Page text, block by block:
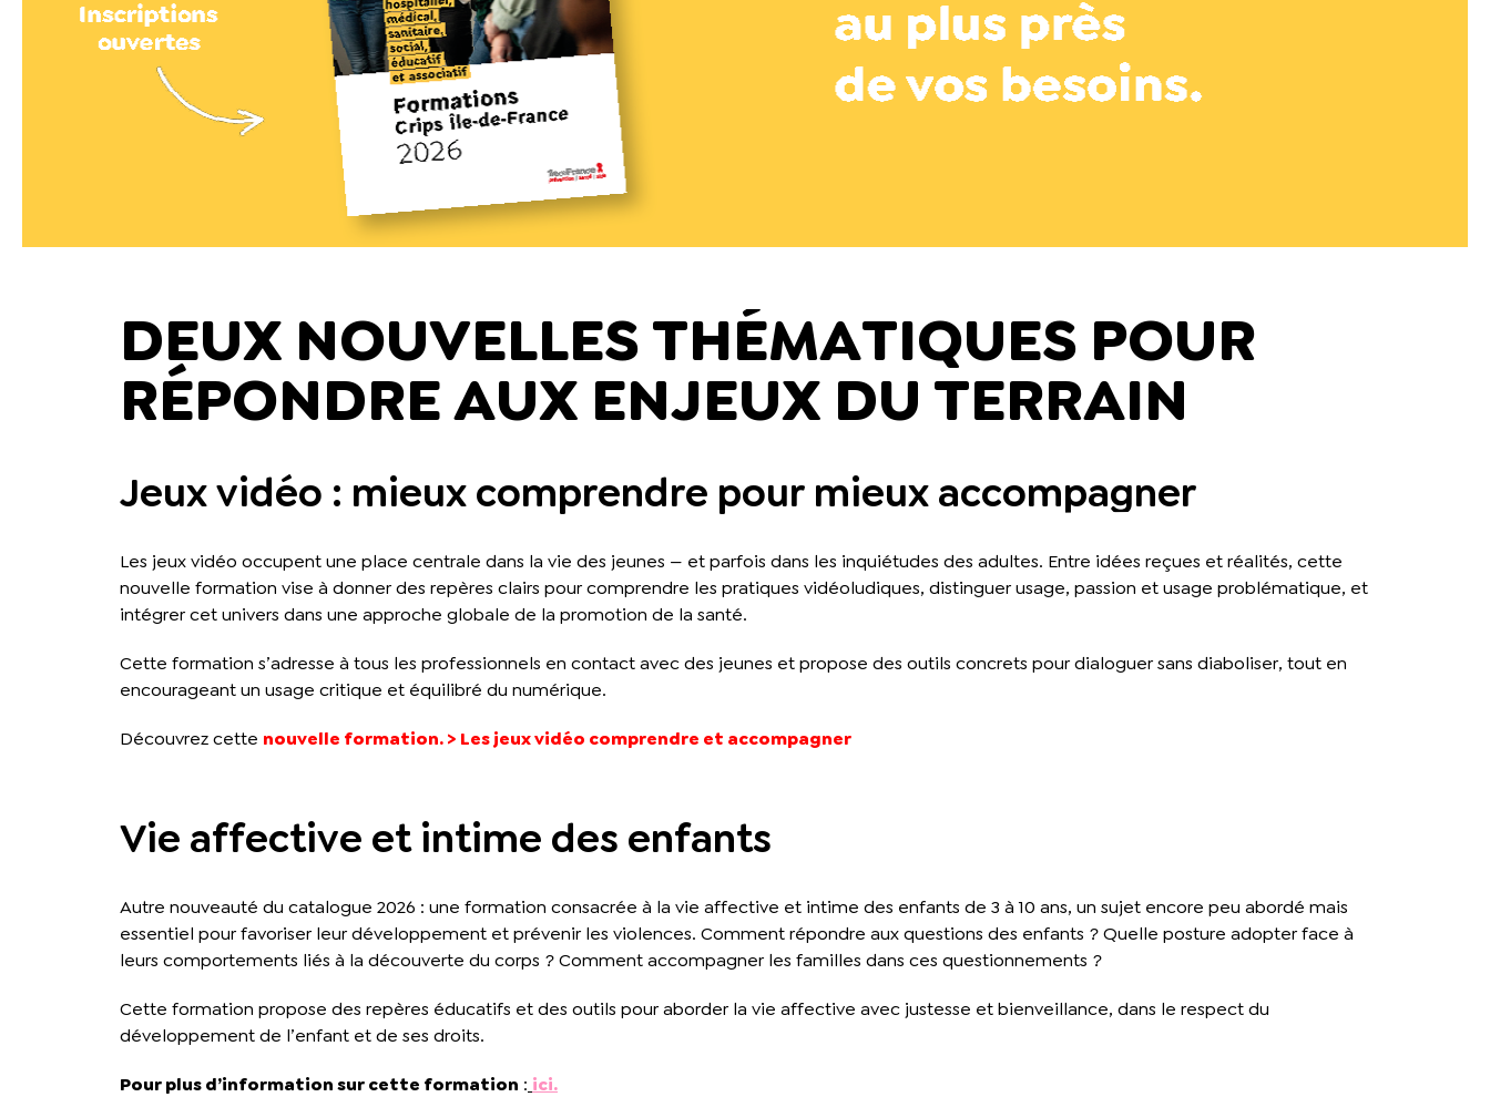
DEUX NOUVELLES THÉMATIQUES POUR
RÉPONDRE AUX ENJEUX DU TERRAIN
Jeux vidéo : mieux comprendre pour mieux accompagner
Les jeux vidéo occupent une place centrale dans la vie des jeunes — et parfois dans les inquiétudes des adultes. Entre idées reçues et réalités, cette
nouvelle formation vise à donner des repères clairs pour comprendre les pratiques vidéoludiques, distinguer usage, passion et usage problématique, et
intégrer cet univers dans une approche globale de la promotion de la santé.
Cette formation s’adresse à tous les professionnels en contact avec des jeunes et propose des outils concrets pour dialoguer sans diaboliser, tout en
encourageant un usage critique et équilibré du numérique.
Découvrez cette nouvelle formation. > Les jeux vidéo comprendre et accompagner
Vie affective et intime des enfants
Autre nouveauté du catalogue 2026 : une formation consacrée à la vie affective et intime des enfants de 3 à 10 ans, un sujet encore peu abordé mais
essentiel pour favoriser leur développement et prévenir les violences. Comment répondre aux questions des enfants ? Quelle posture adopter face à
leurs comportements liés à la découverte du corps ? Comment accompagner les familles dans ces questionnements ?
Cette formation propose des repères éducatifs et des outils pour aborder la vie affective avec justesse et bienveillance, dans le respect du
développement de l’enfant et de ses droits.
Pour plus d’information sur cette formation : ici.